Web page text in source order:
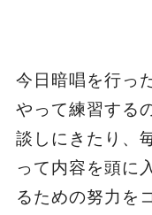
今日暗唱を行っ
やって練習する
談しにきたり、
って内容を頭に
るための努力を